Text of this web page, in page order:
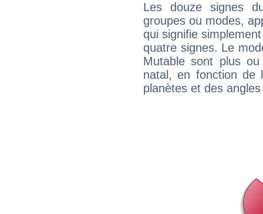
Les douze signes
groupes ou modes,
qui signifie
quatre signes. Le
Mutable sont plus
natal, en fonction de
planètes et des